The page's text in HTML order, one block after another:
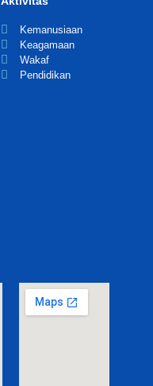
Kemanusiaan
Keagamaan
Wakaf
Pendidikan